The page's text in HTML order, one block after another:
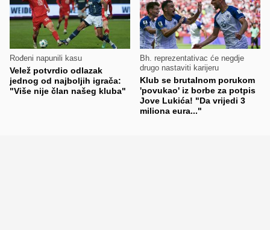
Rođeni napunili kasu
Velež potvrdio odlazak
jednog od najboljih igrača:
"Više nije član našeg kluba"
Bh. reprezentativac će negdje
drugo nastaviti karijeru
Klub se brutalnom porukom
'povukao' iz borbe za potpis
Jove Lukića! "Da vrijedi 3
miliona eura..."